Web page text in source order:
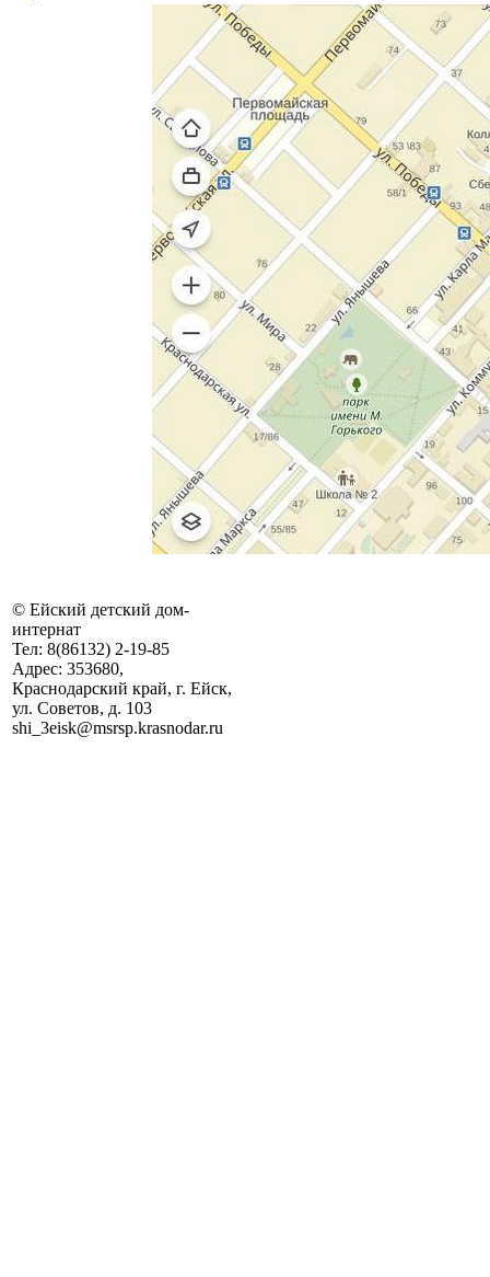
© Ейский детский дом-
интернат
Тел: 8(86132) 2-19-85
Адрес: 353680,
Краснодарский край, г. Ейск,
ул. Советов, д. 103
shi_3eisk@msrsp.krasnodar.ru